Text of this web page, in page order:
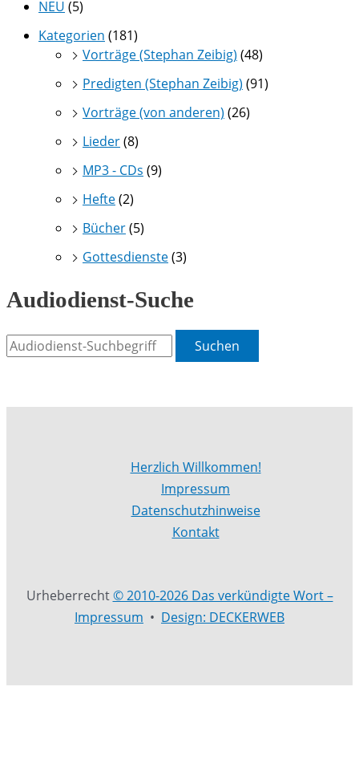
NEU (5)
Kategorien (181)
Vorträge (Stephan Zeibig) (48)
Predigten (Stephan Zeibig) (91)
Vorträge (von anderen) (26)
Lieder(8)
MP3 - CDs (9)
Hefte(2)
Bücher(5)
Gottesdienste(3)
Audiodienst-Suche
Suchen
Herzlich Willkommen!
Impressum
Datenschutzhinweise
Kontakt
Urheberrecht© 2010-2026 Das verkündigte Wort –
Impressum • Design: DECKERWEB